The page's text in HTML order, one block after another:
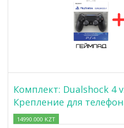
Комплект: Dualshock 4
Крепление для
14990.000 KZT